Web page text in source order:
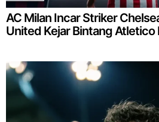
AC Milan Incar Striker
United Kejar Bintang Atletico